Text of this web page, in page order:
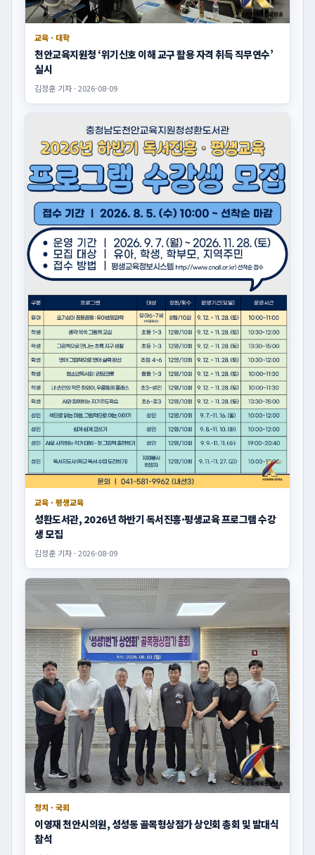
교육 · 대학
천안교육지원청 ‘위기신호 이해 교구 활용 자격 취득 직무연수’
실시
김정훈 기자 · 2026-08-09
교육 · 평생교육
성환도서관, 2026년 하반기 독서진흥·평생교육 프로그램 수강
생 모집
김정훈 기자 · 2026-08-09
정치 · 국회
이영재 천안시의원, 성성동 골목형상점가 상인회 총회 및 발대식
참석